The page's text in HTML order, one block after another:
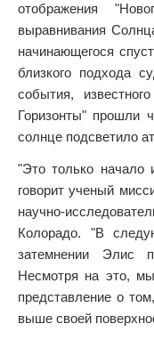
отображения
выравнивания
начинающегося
близкого подхода
события,
Горизонты" прошли
солнце подсветило
"Это только начало
говорит ученый
научно-
Колорадо. "В
затемнении Элис
Несмотря на это,
представление о
выше своей